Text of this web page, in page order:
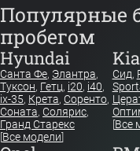
Популярные
пробегом
Hyundai
Санта Фе, Элантра,
Туксон, Гетц, i20, i40,
ix-35, Крета, Соренто,
Соната, Солярис,
Гранд Старекс
[Все модели]
Kia
Сид,
[Все